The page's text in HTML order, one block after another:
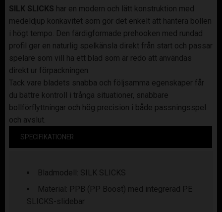
SILK SLICKS har en modern och lätt konstruktion med
medeldjup konkavitet som gör det enkelt att hantera bollen
i högt tempo. Den färdigformade prehooken med rundad
profil ger en naturlig spelkänsla direkt från start och passar
spelare som vill ha ett blad som är redo att användas
direkt ur förpackningen.
Tack vare bladets snabba och följsamma egenskaper får
du bättre kontroll i trånga situationer, snabbare
bollförflyttningar och hög precision i både passningsspel
och avslut.
SPECIFIKATIONER
Bladmodell: SILK SLICKS
Material: PPB (PP Boost) med integrerad PE
SLICKS-slidebar